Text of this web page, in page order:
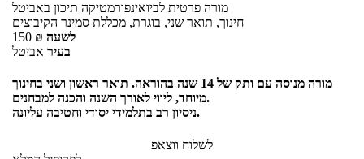
מורה פרטית לביואינפורמטיקה תיכון באביטל
חינוך, תואר שני, בוגרת, מכללת סמינר הקיבוצים
150 ₪ לשעה
בעיר אביטל
מורה מנוסה עם ותק של 14 שנה בהוראה. תואר ראשון ושני בחינוך
מיוחד, ליווי לאורך השנה והכנה למבחנים.
ניסיון רב בתלמידי יסודי וחטיבה עליונה.
לשלוח ווצאפ